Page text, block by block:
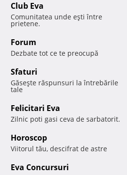
Club Eva
Comunitatea unde eşti între
prietene.
Forum
Dezbate tot ce te preocupă
Sfaturi
Găseşte răspunsuri la întrebările
tale
Felicitari Eva
Zilnic poti gasi ceva de sarbatorit.
Horoscop
Viitorul tău, descifrat de astre
Eva Concursuri